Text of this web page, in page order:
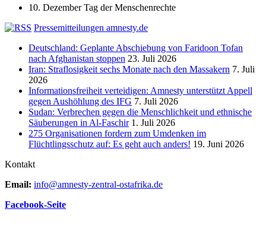
10. Dezember Tag der Menschenrechte
Pressemitteilungen amnesty.de
Deutschland: Geplante Abschiebung von Faridoon Tofan
nach Afghanistan stoppen 23. Juli 2026
Iran: Straflosigkeit sechs Monate nach den Massakern 7. Juli
2026
Informationsfreiheit verteidigen: Amnesty unterstützt Appell
gegen Aushöhlung des IFG 7. Juli 2026
Sudan: Verbrechen gegen die Menschlichkeit und ethnische
Säuberungen in Al-Faschir 1. Juli 2026
275 Organisationen fordern zum Umdenken im
Flüchtlingsschutz auf: Es geht auch anders! 19. Juni 2026
Kontakt
Email: info@amnesty-zentral-ostafrika.de
Facebook-Seite